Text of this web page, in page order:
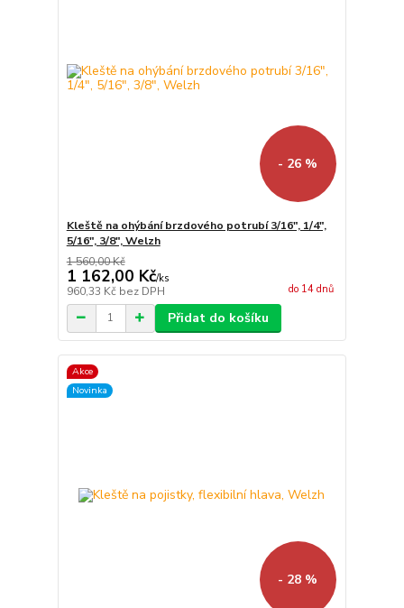
- 26 %
Kleště na ohýbání brzdového potrubí 3/16", 1/4",
5/16", 3/8", Welzh
1 560,00 Kč
1 162,00 Kč/ks
960,33 Kč bez DPH do 14 dnů
Přidat do košíku
Akce
Novinka
- 28 %